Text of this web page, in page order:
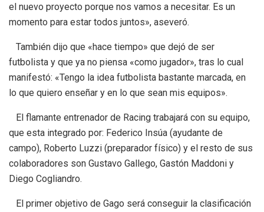
el nuevo proyecto porque nos vamos a necesitar. Es un
momento para estar todos juntos», aseveró.
También dijo que «hace tiempo» que dejó de ser
futbolista y que ya no piensa «como jugador», tras lo cual
manifestó: «Tengo la idea futbolista bastante marcada, en
lo que quiero enseñar y en lo que sean mis equipos».
El flamante entrenador de Racing trabajará con su equipo,
que esta integrado por: Federico Insúa (ayudante de
campo), Roberto Luzzi (preparador físico) y el resto de sus
colaboradores son Gustavo Gallego, Gastón Maddoni y
Diego Cogliandro.
El primer objetivo de Gago será conseguir la clasificación